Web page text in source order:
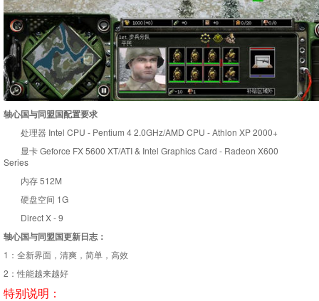
轴心国与同盟国配置要求
处理器 Intel CPU - Pentium 4 2.0GHz/AMD CPU - Athlon XP 2000+
显卡 Geforce FX 5600 XT/ATI & Intel Graphics Card - Radeon X600
Series
内存 512M
硬盘空间 1G
Direct X - 9
轴心国与同盟国更新日志：
1：全新界面，清爽，简单，高效
2：性能越来越好
特别说明：